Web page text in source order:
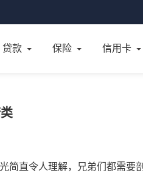
贷款 保险 信用卡
简直令人理解，兄弟们都需要